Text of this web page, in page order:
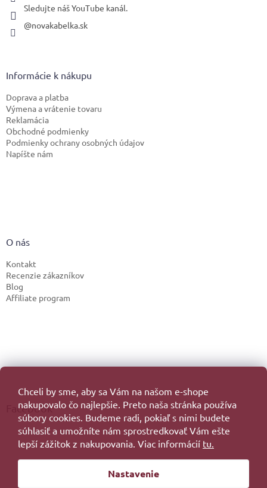
Chceli by sme, aby sa Vám na našom e-shope
nakupovalo čo najlepšie. Preto naša stránka používa
súbory cookies. Budeme radi, pokiaľ s nimi budete
súhlasiť a umožníte nám sprostredkovať Vám ešte
lepší zážitok z nakupovania. Viac informácií tu.
Nastavenie
Sledujte náš YouTube kanál.
@novakabelka.sk
Informácie k nákupu
Doprava a platba
Výmena a vrátenie tovaru
Reklamácia
Obchodné podmienky
Podmienky ochrany osobných údajov
Napíšte nám
O nás
Kontakt
Recenzie zákazníkov
Blog
Affiliate program
Facebook
Vytvoril Shoptet